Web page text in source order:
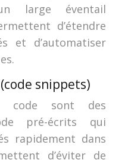
large éventail
d’étendre
et d’automatiser
snippets)
code sont des
pré-écrits qui
rapidement dans
d’éviter de